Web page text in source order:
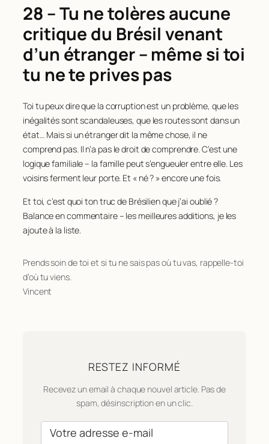
28 – Tu ne tolères aucune
critique du Brésil venant
d’un étranger – même si toi
tu ne te prives pas
Toi tu peux dire que la corruption est un problème, que les
inégalités sont scandaleuses, que les routes sont dans un
état… Mais si un étranger dit la même chose, il ne
comprend pas. Il n’a pas le droit de comprendre. C’est une
logique familiale – la famille peut s’engueuler entre elle. Les
voisins ferment leur porte. Et « né ? » encore une fois.
Et toi, c’est quoi ton truc de Brésilien que j’ai oublié ?
Balance en commentaire – les meilleures additions, je les
ajoute à la liste.
Prends soin de toi et si tu ne sais pas où tu vas, rappelle-toi
d’où tu viens.
Vincent
RESTEZ INFORMÉ
Recevez un email à chaque nouvel article. Pas de
spam, désinscription en un clic.